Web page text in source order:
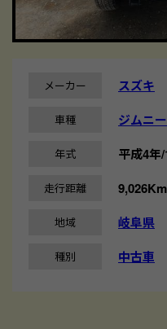
メーカー スズキ
車種 ジムニー
年式 平成4年
走行距離 9,026Km
地域 岐阜県
種別 中古車